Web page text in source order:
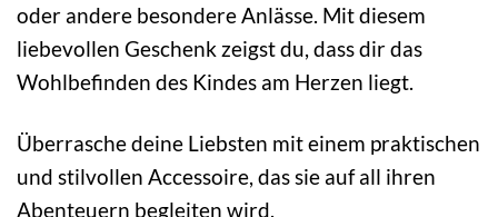
oder andere besondere Anlässe. Mit diesem
liebevollen Geschenk zeigst du, dass dir das
Wohlbefinden des Kindes am Herzen liegt.
Überrasche deine Liebsten mit einem praktischen
und stilvollen Accessoire, das sie auf all ihren
Abenteuern begleiten wird.